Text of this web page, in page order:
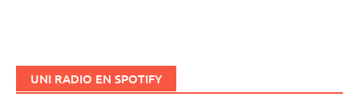
UNI RADIO EN SPOTIFY